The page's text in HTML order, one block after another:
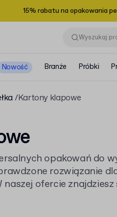
15% rabatu na opakowania
Nowość Branże Próbki
Kartony klapowe
opakowań do
rozwiązanie
naszej ofercie
Standardowe pudełko
do swoich produktów